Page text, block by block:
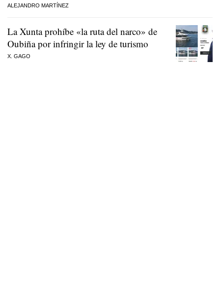
ALEJANDRO MARTÍNEZ
La Xunta prohíbe «la ruta del narco» de
Oubiña por infringir la ley de turismo
X. GAGO